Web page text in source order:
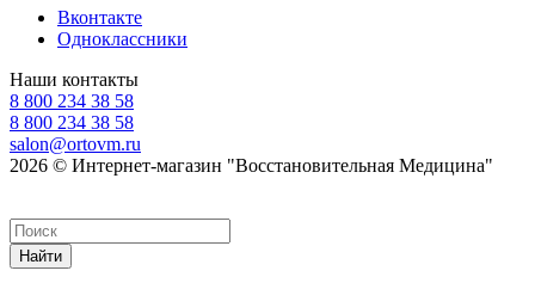
Вконтакте
Одноклассники
Наши контакты
8 800 234 38 58
8 800 234 38 58
salon@ortovm.ru
2026 © Интернет-магазин "Восстановительная Медицина"
Найти